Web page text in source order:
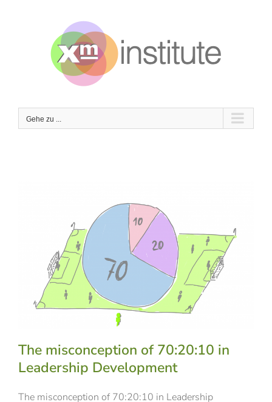
Gehe zu ...
The misconception of 70:20:10 in
Leadership Development
The misconception of 70:20:10 in Leadership